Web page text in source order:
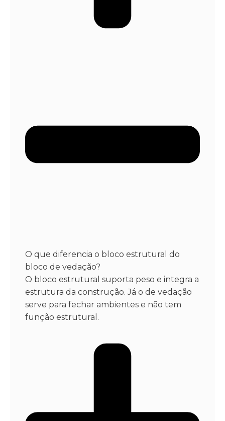
O que diferencia o bloco estrutural do
bloco de vedação?
O bloco estrutural suporta peso e integra a
estrutura da construção. Já o de vedação
serve para fechar ambientes e não tem
função estrutural.